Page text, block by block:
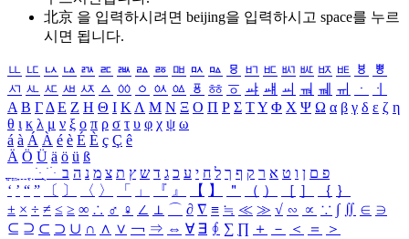
北京 을 입력하시려면 beijing을 입력하시고 space를 누르
시면 됩니다.
ㅥ ㅦ ㅧ ㅨ ㅩ ㅪ ㅫ ㅬ ㅭ ㅮ ㅯ ㅰ ㅱ ㅲ ㅳ ㅴ ㅵ ㅶ ㅷ ㅸ
ㅹ
ㅺ ㅻ ㅼ ㅽ ㅾ ㅿ ㆀ ㆁ ㆂ ㆃ ㆄ ㆅ ㆆ ㆇ ㆈ ㆉ ㆊ ㆋ ㆌ ㆍ
ㆎ
Α Β ΓΔ Ε Ζ Η Θ Ι ΚΛ Μ Ν Ξ Ο Π Ρ Σ ΤΥ Φ Χ Ψ Ω α β γ δ ε ζ η
θ ι κ λ μ ν ξ ο π ρ σ τ υ φ χ ψ ω
á à Á À é è É È ç Ç ê
Ä Ö Ü ä ö ü ß
ִֶֹ ֻּ ׁׂ פ ם ן ו ט א ר ק ף ך ל ח י ע כ ג ד ש ץ ת צ מ נ ה ב
‘ ’ “ ” 〔 〕 〈 〉 「 」 『 』 【 】 ＂ （ ） ［ ］ ｛ ｝
± × ÷ ≠ ≤ ≥ ∞ ∴ ♂ ♀ ∠ ⊥ ⌒ ∂ ∇ ≡ ≒ ≪ ≫ √ ∽ ∝ ∵ ∫ ∬ ∈ ∋
⊆ ⊇ ⊂ ⊃ ∪ ∩ ∧ ∨ ￢ ⇒ ⇔ ∀ ∃ ∮ ∑ ∏ ＋ － ＜ ＝
＞